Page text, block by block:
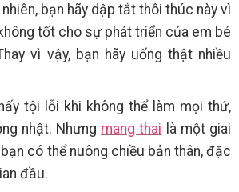
bạn hãy dập tắt thôi thúc này vì
tốt cho sự phát triển của em bé
vì vậy, bạn hãy uống thật nhiều
tội lỗi khi không thể làm mọi thứ,
nhật. Nhưng mang thai là một giai
có thể nuông chiều bản thân, đặc
đầu.